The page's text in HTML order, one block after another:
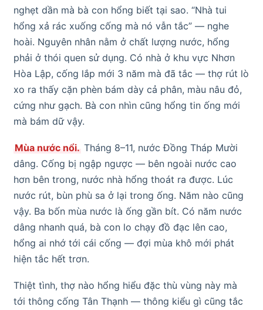
nghẹt dần mà bà con hổng biết tại sao. “Nhà tui
hổng xả rác xuống cống mà nó vẫn tắc” — nghe
hoài. Nguyên nhân nằm ở chất lượng nước, hổng
phải ở thói quen sử dụng. Có nhà ở khu vực Nhơn
Hòa Lập, cống lắp mới 3 năm mà đã tắc — thợ rút lò
xo ra thấy cặn phèn bám dày cả phân, màu nâu đỏ,
cứng như gạch. Bà con nhìn cũng hổng tin ống mới
mà bám dữ vậy.
Mùa nước nổi. Tháng 8–11, nước Đồng Tháp Mười
dâng. Cống bị ngập ngược — bên ngoài nước cao
hơn bên trong, nước nhà hổng thoát ra được. Lúc
nước rút, bùn phù sa ở lại trong ống. Năm nào cũng
vậy. Ba bốn mùa nước là ống gần bít. Có năm nước
dâng nhanh quá, bà con lo chạy đồ đạc lên cao,
hổng ai nhớ tới cái cống — đợi mùa khô mới phát
hiện tắc hết trơn.
Thiệt tình, thợ nào hổng hiểu đặc thù vùng này mà
tới thông cống Tân Thạnh — thông kiểu gì cũng tắc